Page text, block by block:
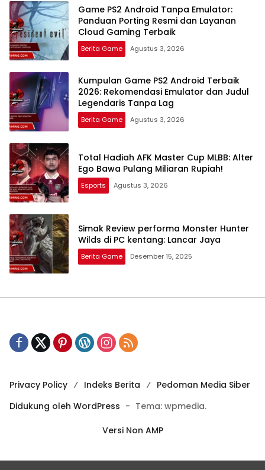
Game PS2 Android Tanpa Emulator:
Panduan Porting Resmi dan Layanan
Cloud Gaming Terbaik
Berita Game Agustus 3, 2026
Kumpulan Game PS2 Android Terbaik
2026: Rekomendasi Emulator dan Judul
Legendaris Tanpa Lag
Berita Game Agustus 3, 2026
Total Hadiah AFK Master Cup MLBB: Alter
Ego Bawa Pulang Miliaran Rupiah!
Esports Agustus 3, 2026
Simak Review performa Monster Hunter
Wilds di PC kentang: Lancar Jaya
Berita Game Desember 15, 2025
Privacy Policy Indeks Berita
Pedoman Media Siber
Didukung oleh WordPress - Tema: wpmedia.
Versi Non AMP